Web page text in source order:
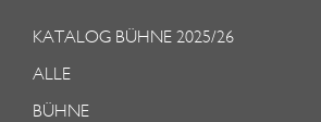
KATALOG BÜHNE 2025/26
ALLE
BÜHNE